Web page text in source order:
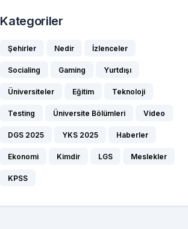
Kategoriler
Şehirler Nedir İzlenceler
Socialing Gaming Yurtdışı
Üniversiteler Eğitim Teknoloji
Testing Üniversite Bölümleri Video
DGS 2025 YKS 2025 Haberler
Ekonomi Kimdir LGS Meslekler
KPSS